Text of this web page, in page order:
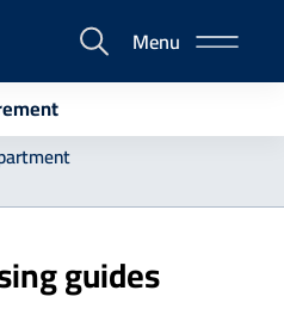
E-
Portal
Menu
guides